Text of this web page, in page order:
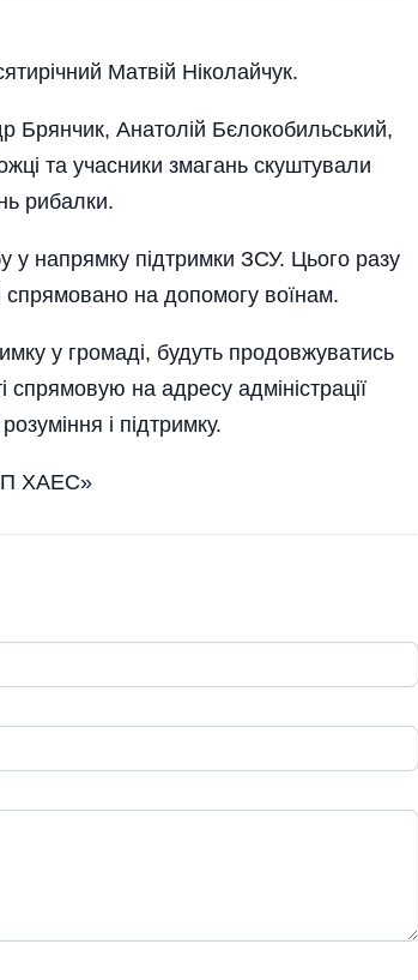
Матвій Ніколайчук.
Брянчик, Анатолій Бєлокобильський,
та учасники змагань скуштували
рибалки.
у напрямку підтримки ЗСУ. Цього разу
спрямовано на допомогу воїнам.
у громаді, будуть продовжуватись
на адресу адміністрації
і підтримку.
ХАЕС»